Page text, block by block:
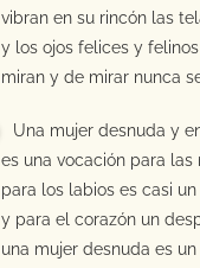
vibran en su rincón las
y los ojos felices y felinos
miran y de mirar nunca
Una mujer desnuda y
es una vocación para las
para los labios es casi
y para el corazón un
una mujer desnuda es